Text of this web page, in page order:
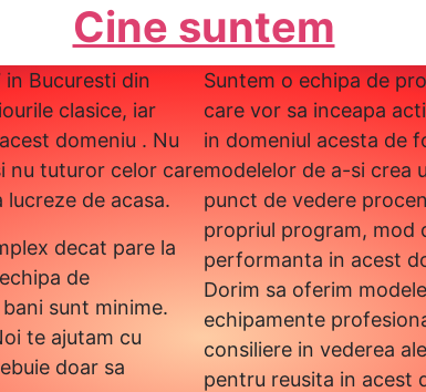
Cine suntem
Bucuresti din
clasice, iar
domeniu . Nu
nu tuturor celor care
de acasa.
decat pare la
de
sunt minime.
te ajutam cu
doar sa
Suntem o echipa de
care vor sa inceapa
in domeniul acesta de
modelelor de a-si crea
punct de vedere
propriul program, mod
performanta in acest
Dorim sa oferim
echipamente
consiliere in vederea
pentru reusita in acest